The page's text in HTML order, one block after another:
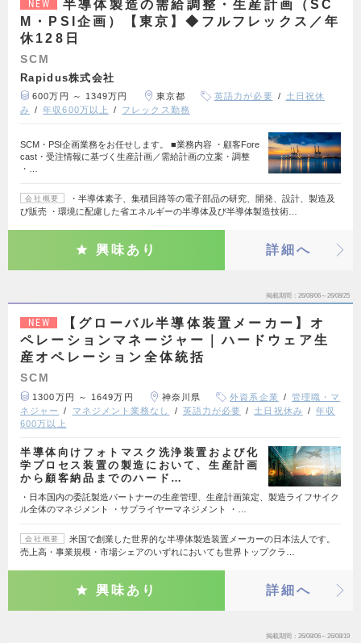
NEW
半導体製造の需給調整・生産計画（SC
M・PSI企画）【東京】◆フルフレックス／年
休128日
SCM
Rapidus株式会社
600万円 ～ 1349万円 東京都 英語力が必要
土日祝休
み
年収600万以上 フレックス勤務
SCM・PSI企画業務をお任せします。 ■業務内容 ・顧客Fore
cast・受注情報に基づく生産計画／需給計画の立案・調整
・…
会社概要
・半導体素子、集積回路等の電子部品の研究、開発、設計、製造及
び販売 ・環境に配慮した省エネルギーの半導体及び半導体製造技術…
興味あり 詳細へ
掲載期間 26/08/06～26/08/25
NEW
【グローバル半導体装置メーカー】オ
ペレーションマネージャー｜ハードウェア生
産オペレーション全体統括
SCM
1300万円 ～ 1649万円 神奈川県 外資系企業
管理職・マ
ネジャー
マネジメント業務なし 英語力が必要 土日祝休み
年収
600万以上
半導体向けフォトマスク洗浄装置および化
学プロセス装置の製造において、生産計画
から顧客納品までのハード…
・日本国内の委託製造パートナーの生産管理、生産計画策定、製造ライフサイク
ル全体のマネジメント ・サプライヤーマネジメント ・…
会社概要
米国で創業した世界的な半導体製造装置メーカーの日本法人です。
売上高・事業規模・市場シェアのいずれにおいても世界トップクラ…
興味あり 詳細へ
掲載期間 26/08/06～26/08/19